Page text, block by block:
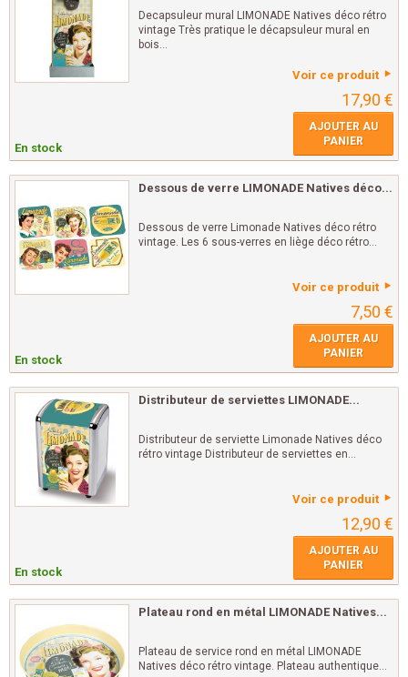
Decapsuleur mural LIMONADE Natives déco rétro
vintage Très pratique le décapsuleur mural en
bois...
Voir ce produit
17,90 €
En stock
AJOUTER AU
PANIER
Dessous de verre LIMONADE Natives déco...
Dessous de verre Limonade Natives déco rétro
vintage. Les 6 sous-verres en liège déco rétro...
Voir ce produit
7,50 €
En stock
AJOUTER AU
PANIER
Distributeur de serviettes LIMONADE...
Distributeur de serviette Limonade Natives déco
rétro vintage Distributeur de serviettes en...
Voir ce produit
12,90 €
En stock
AJOUTER AU
PANIER
Plateau rond en métal LIMONADE Natives...
Plateau de service rond en métal LIMONADE
Natives déco rétro vintage. Plateau authentique...